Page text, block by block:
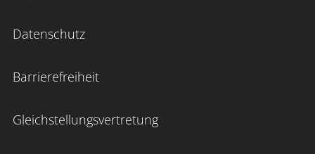
Datenschutz
Barrierefreiheit
Gleichstellungsvertretung